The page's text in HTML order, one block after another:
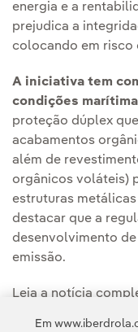
energia e a
prejudica a
colocando em risco
A iniciativa tem
condições
proteção dúplex
acabamentos
além de
orgânicos voláteis)
estruturas
destacar que a
desenvolvimento
emissão.
Leia a notícia
Em